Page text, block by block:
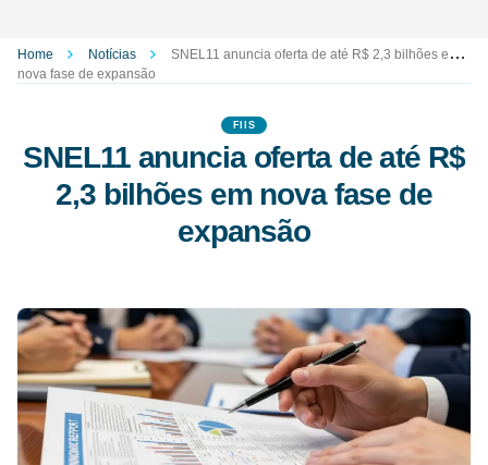
Home Notícias
SNEL11 anuncia oferta de até R$ 2,3 bilhões em
nova fase de expansão
FIIS
SNEL11 anuncia oferta de até R$
2,3 bilhões em nova fase de
expansão